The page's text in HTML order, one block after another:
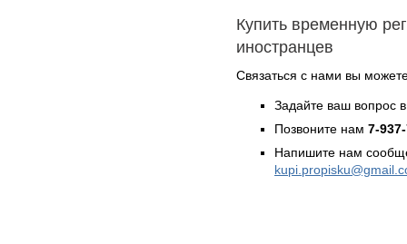
Купить временную
иностранцев
Связаться с нами вы
Задайте ваш вопрос
Позвоните нам 7-
Напишите нам